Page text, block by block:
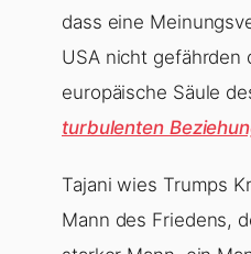
dass eine
USA nicht gefährden
europäische Säule
turbulenten
Tajani wies Trumps
Mann des Friedens,